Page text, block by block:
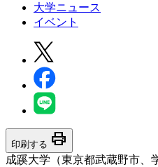
大学ニュース
イベント
印刷する print
成蹊大学（東京都武蔵野市、